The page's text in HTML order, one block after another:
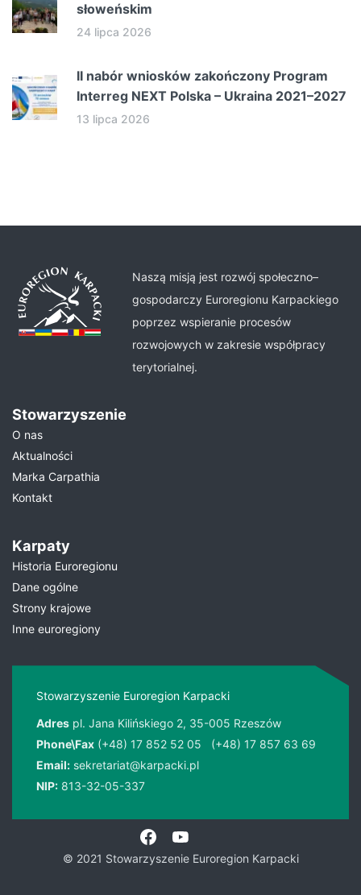
słoweńskim
24 lipca 2026
II nabór wniosków zakończony Program
Interreg NEXT Polska – Ukraina 2021–2027
13 lipca 2026
Naszą misją jest rozwój społeczno–
gospodarczy Euroregionu Karpackiego
poprzez wspieranie procesów
rozwojowych w zakresie współpracy
terytorialnej.
Stowarzyszenie
O nas
Aktualności
Marka Carpathia
Kontakt
Karpaty
Historia Euroregionu
Dane ogólne
Strony krajowe
Inne euroregiony
Stowarzyszenie Euroregion Karpacki
Adres pl. Jana Kilińskiego 2, 35-005 Rzeszów
Phone\Fax (+48) 17 852 52 05
(+48) 17 857 63 69
Email: sekretariat@karpacki.pl
NIP: 813-32-05-337
© 2021 Stowarzyszenie Euroregion Karpacki